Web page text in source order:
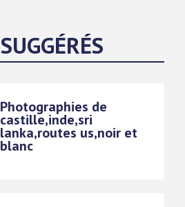
SUGGÉRÉS
Photographies de
castille,inde,sri
lanka,routes us,noir et
blanc